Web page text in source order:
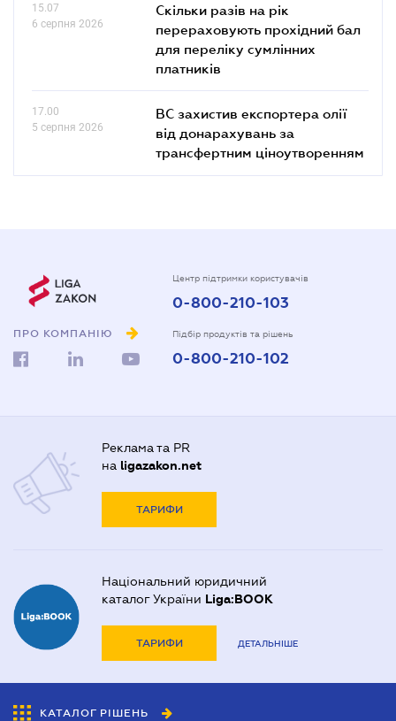
15.07
6 серпня 2026
Скільки разів на рік
перераховують прохідний бал
для переліку сумлінних
платників
17.00
5 серпня 2026
ВС захистив експортера олії
від донарахувань за
трансфертним ціноутворенням
ПРО КОМПАНІЮ
Центр підтримки користувачів
0-800-210-103
Підбір продуктів та рішень
0-800-210-102
Реклама та PR
на ligazakon.net
ТАРИФИ
Національний юридичний
каталог України Liga:BOOK
ТАРИФИ ДЕТАЛЬНІШЕ
КАТАЛОГ РІШЕНЬ